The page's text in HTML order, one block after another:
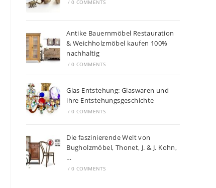
/ 0 COMMENTS
Antike Bauernmöbel Restauration
& Weichholzmöbel kaufen 100%
nachhaltig
/ 0 COMMENTS
Glas Entstehung: Glaswaren und
ihre Entstehungsgeschichte
/ 0 COMMENTS
Die faszinierende Welt von
Bugholzmöbel, Thonet, J. & J. Kohn,
…
/ 0 COMMENTS